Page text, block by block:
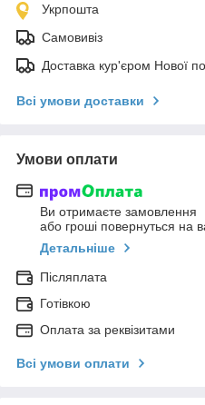
Укрпошта
Самовивіз
Доставка кур'єром Нової
Всі умови доставки
Умови оплати
Ви отримаєте замовлення
або гроші повернуться на
Детальніше
Післяплата
Готівкою
Оплата за реквізитами
Всі умови оплати